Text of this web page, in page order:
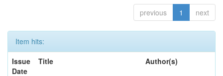
previous 1 next
Item hits:
Issue
Date
Title Author(s)